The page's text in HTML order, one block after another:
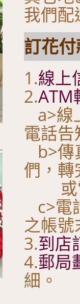
我們配
訂花
1.線上
2.ATM
a>線
電話
b>傳
們，轉
或電
c>電
之帳
3.到店
4.郵局
細。